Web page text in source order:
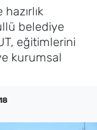
belediye
eğitimlerini
kurumsal